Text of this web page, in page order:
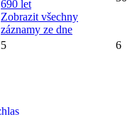
690 let
Zobrazit všechny
záznamy ze dne
5 6